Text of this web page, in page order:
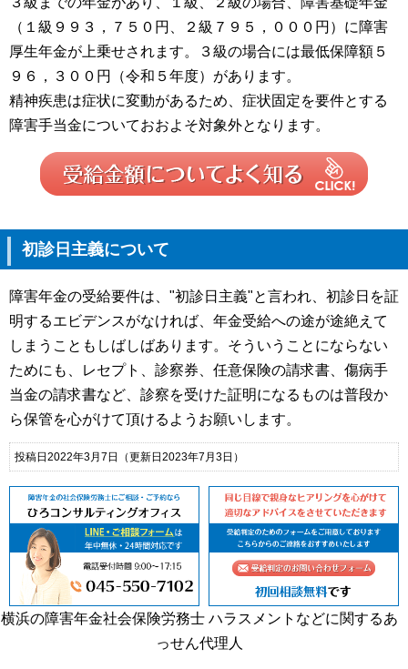
（１級 ９９３，７５０ 円、２級 ７９５，０００ 円）に障害
厚生年金が上乗せされます。３級の場合には最低保障額 ５
９６，３００ 円（令和５年度）があります。
精神疾患は症状に変動があるため、症状固定を要件とする
障害手当金についておおよそ対象外となります。
初診日主義について
障害年金の受給要件は、"初診日主義"と言われ、初診日を証
明するエビデンスがなければ、年金受給への途が途絶えて
しまうこともしばしばあります。そういうことにならない
ためにも、レセプト、診察券、任意保険の請求書、傷病手
当金の請求書など、診察を受けた証明になるものは普段か
ら保管を心がけて頂けるようお願いします。
投稿日2022年3月7日 （更新日2023年7月3日）
横浜の障害年金社会保険労務士 ハラスメントなどに関するあ
っせん代理人